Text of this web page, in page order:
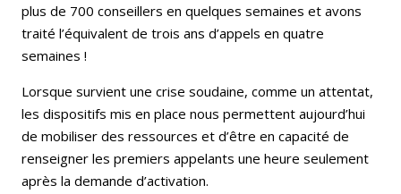
plus de 700 conseillers en quelques semaines et avons
traité l’équivalent de trois ans d’appels en quatre
semaines !
Lorsque survient une crise soudaine, comme un attentat,
les dispositifs mis en place nous permettent aujourd’hui
de mobiliser des ressources et d’être en capacité de
renseigner les premiers appelants une heure seulement
après la demande d’activation.